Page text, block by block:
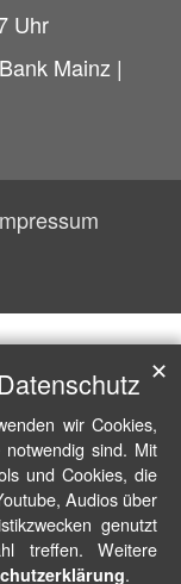
Uhr
Mainz |
wir Cookies,
sind. Mit
und Cookies, die
Audios über
genutzt
treffen. Weitere
.
✕